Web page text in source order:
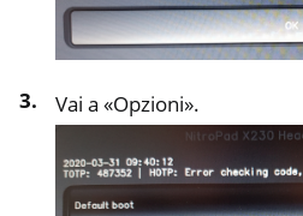
Vai a «Opzioni».